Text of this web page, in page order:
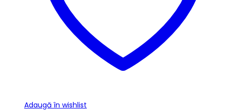
Adaugă în wishlist